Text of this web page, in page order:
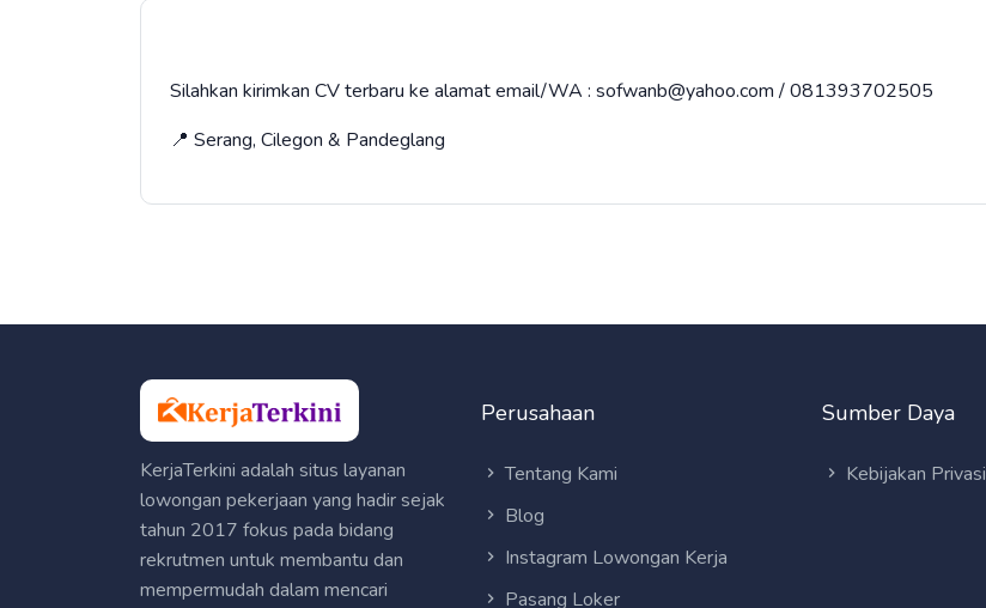
Silahkan kirimkan CV terbaru ke alamat email/WA : sofwanb@yahoo.com / 081393702505
📍 Serang, Cilegon & Pandeglang
KerjaTerkini adalah situs layanan
lowongan pekerjaan yang hadir sejak
tahun 2017 fokus pada bidang
rekrutmen untuk membantu dan
mempermudah dalam mencari
Perusahaan
Tentang Kami
Blog
Instagram Lowongan Kerja
Pasang Loker
Sumber Daya
Kebijakan Privasi